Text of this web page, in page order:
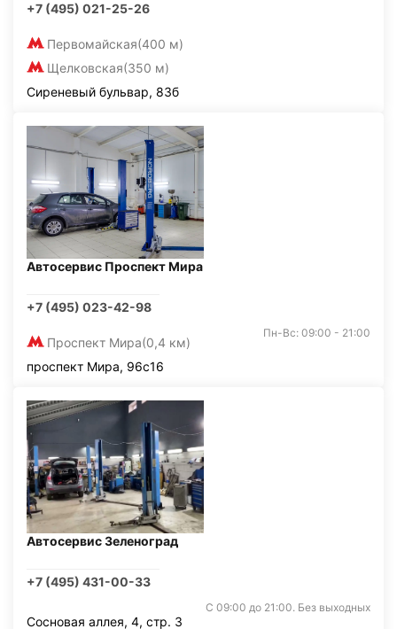
+7 (495) 021-25-26
Первомайская(400 м)
Щелковская(350 м)
Сиреневый бульвар, 83б
Автосервис Проспект Мира
+7 (495) 023-42-98
Проспект Мира(0,4 км)
Пн-Вс: 09:00 - 21:00
проспект Мира, 96с16
Автосервис Зеленоград
+7 (495) 431-00-33
С 09:00 до 21:00. Без выходных
Сосновая аллея, 4, стр. 3